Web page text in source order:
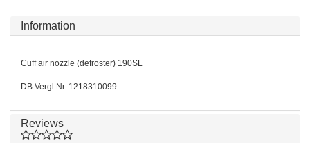
Information
Cuff air nozzle (defroster) 190SL
DB Vergl.Nr. 1218310099
Reviews